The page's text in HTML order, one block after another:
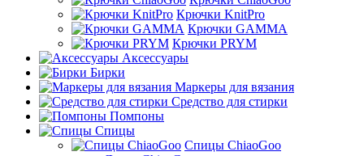
Крючки KnitPro
Крючки GAMMA
Крючки PRYM
Аксессуары
Бирки
Маркеры для вязания
Средство для стирки
Помпоны
Спицы
Спицы ChiaoGoo